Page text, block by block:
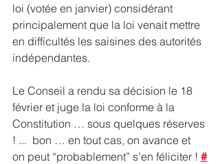
loi (votée en janvier) considérant
principalement que la loi venait mettre
en difficultés les saisines des autorités
indépendantes.
Le Conseil a rendu sa décision le 18
février et juge la loi conforme à la
Constitution … sous quelques réserves
! ...  bon … en tout cas, on avance et
on peut “probablement” s’en féliciter ! #